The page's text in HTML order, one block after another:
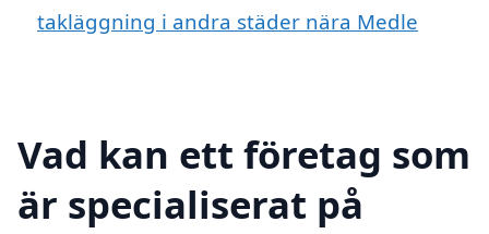
takläggning i andra städer nära Medle
Vad kan ett företag som
är specialiserat på